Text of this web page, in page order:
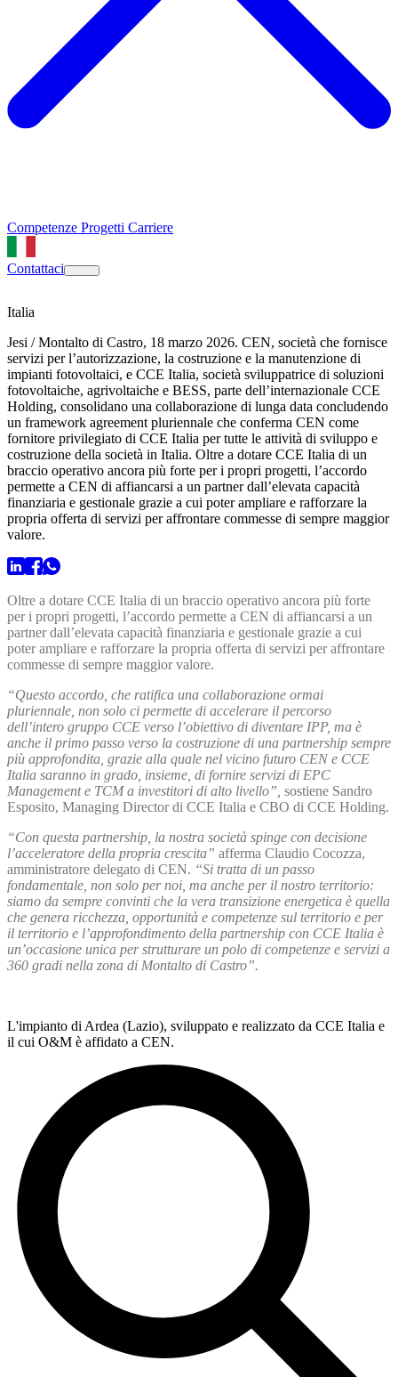
Competenze Progetti Carriere
Contattaci
Italia
Jesi / Montalto di Castro, 18 marzo 2026. CEN, società che fornisce
servizi per l’autorizzazione, la costruzione e la manutenzione di
impianti fotovoltaici, e CCE Italia, società sviluppatrice di soluzioni
fotovoltaiche, agrivoltaiche e BESS, parte dell’internazionale CCE
Holding, consolidano una collaborazione di lunga data concludendo
un framework agreement pluriennale che conferma CEN come
fornitore privilegiato di CCE Italia per tutte le attività di sviluppo e
costruzione della società in Italia. Oltre a dotare CCE Italia di un
braccio operativo ancora più forte per i propri progetti, l’accordo
permette a CEN di affiancarsi a un partner dall’elevata capacità
finanziaria e gestionale grazie a cui poter ampliare e rafforzare la
propria offerta di servizi per affrontare commesse di sempre maggior
valore.
Oltre a dotare CCE Italia di un braccio operativo ancora più forte
per i propri progetti, l’accordo permette a CEN di affiancarsi a un
partner dall’elevata capacità finanziaria e gestionale grazie a cui
poter ampliare e rafforzare la propria offerta di servizi per affrontare
commesse di sempre maggior valore.
“Questo accordo, che ratifica una collaborazione ormai
pluriennale, non solo ci permette di accelerare il percorso
dell’intero gruppo CCE verso l’obiettivo di diventare IPP, ma è
anche il primo passo verso la costruzione di una partnership sempre
più approfondita, grazie alla quale nel vicino futuro CEN e CCE
Italia saranno in grado, insieme, di fornire servizi di EPC
Management e TCM a investitori di alto livello”, sostiene Sandro
Esposito, Managing Director di CCE Italia e CBO di CCE Holding.
“Con questa partnership, la nostra società spinge con decisione
l’acceleratore della propria crescita” afferma Claudio Cocozza,
amministratore delegato di CEN. “Si tratta di un passo
fondamentale, non solo per noi, ma anche per il nostro territorio:
siamo da sempre convinti che la vera transizione energetica è quella
che genera ricchezza, opportunità e competenze sul territorio e per
il territorio e l’approfondimento della partnership con CCE Italia è
un’occasione unica per strutturare un polo di competenze e servizi a
360 gradi nella zona di Montalto di Castro”.
L'impianto di Ardea (Lazio), sviluppato e realizzato da CCE Italia e
il cui O&M è affidato a CEN.